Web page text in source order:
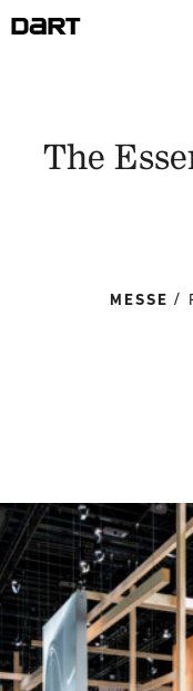
The
MESSE